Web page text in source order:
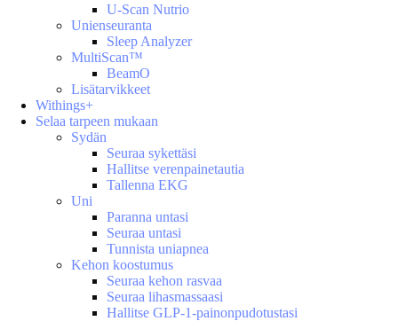
U-Scan Nutrio
Unienseuranta
Sleep Analyzer
MultiScan™
BeamO
Lisätarvikkeet
Withings+
Selaa tarpeen mukaan
Sydän
Seuraa sykettäsi
Hallitse verenpainetautia
Tallenna EKG
Uni
Paranna untasi
Seuraa untasi
Tunnista uniapnea
Kehon koostumus
Seuraa kehon rasvaa
Seuraa lihasmassaasi
Hallitse GLP-1-painonpudotustasi